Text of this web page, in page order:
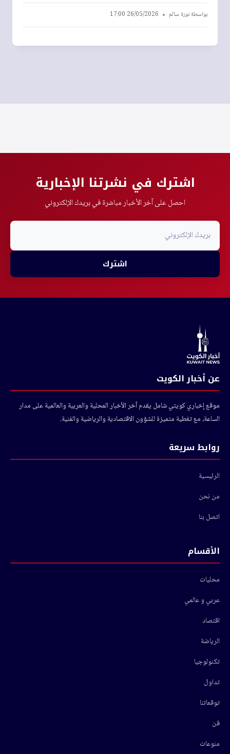
بواسطةنورة سالم 26/05/2026 17:00
اشترك في نشرتنا الإخبارية
احصل على آخر الأخبار مباشرة في بريدك الإلكتروني
اشترك
عن أخبار الكويت
موقع إخباري كويتي شامل يقدم آخر الأخبار المحلية والعربية والعالمية على مدار
الساعة، مع تغطية متميزة للشؤون الاقتصادية والرياضية والفنية.
روابط سريعة
الرئيسية
من نحن
اتصل بنا
الأقسام
محليات
عربي و عالمي
اقتصاد
الرياضة
تكنولوجيا
تداول
توقعاتنا
فن
منوعات